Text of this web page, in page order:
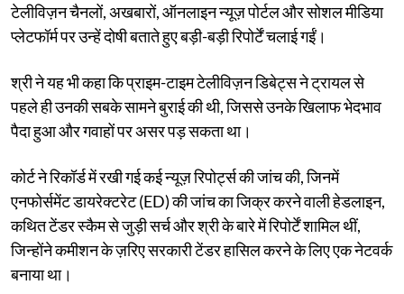
टेलीविज़न चैनलों, अखबारों, ऑनलाइन न्यूज़ पोर्टल और सोशल मीडिया
प्लेटफॉर्म पर उन्हें दोषी बताते हुए बड़ी-बड़ी रिपोर्टें चलाई गईं।
श्री ने यह भी कहा कि प्राइम-टाइम टेलीविज़न डिबेट्स ने ट्रायल से
पहले ही उनकी सबके सामने बुराई की थी, जिससे उनके खिलाफ भेदभाव
पैदा हुआ और गवाहों पर असर पड़ सकता था।
कोर्ट ने रिकॉर्ड में रखी गई कई न्यूज़ रिपोर्ट्स की जांच की, जिनमें
एनफोर्समेंट डायरेक्टरेट (ED) की जांच का जिक्र करने वाली हेडलाइन,
कथित टेंडर स्कैम से जुड़ी सर्च और श्री के बारे में रिपोर्टें शामिल थीं,
जिन्होंने कमीशन के ज़रिए सरकारी टेंडर हासिल करने के लिए एक नेटवर्क
बनाया था।